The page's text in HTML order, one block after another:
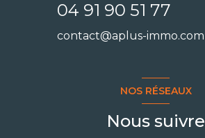
04 91 90 51 77
contact@aplus-immo.com
NOS RÉSEAUX
Nous suivre